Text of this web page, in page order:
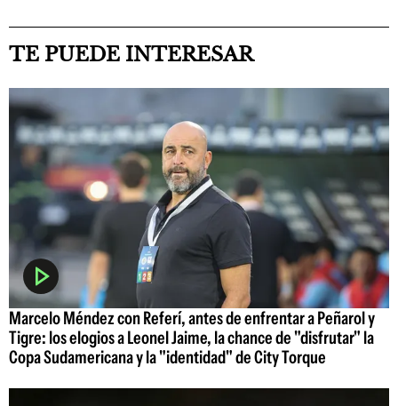
TE PUEDE INTERESAR
Marcelo Méndez con Referí, antes de enfrentar a Peñarol y
Tigre: los elogios a Leonel Jaime, la chance de "disfrutar" la
Copa Sudamericana y la "identidad" de City Torque